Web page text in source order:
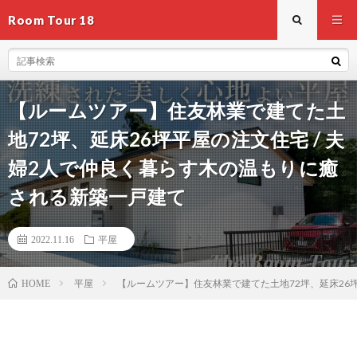
Room Tour 18
【ルームツアー】住友林業で建てた土
地72坪、延床26坪平屋の注文住宅 / 夫
婦2人で仲良く暮らす木の温もりに癒
される新築一戸建て
2022.11.16 平屋
HOME 平屋 【ルームツアー】住友林業で建てた土地72坪、延床